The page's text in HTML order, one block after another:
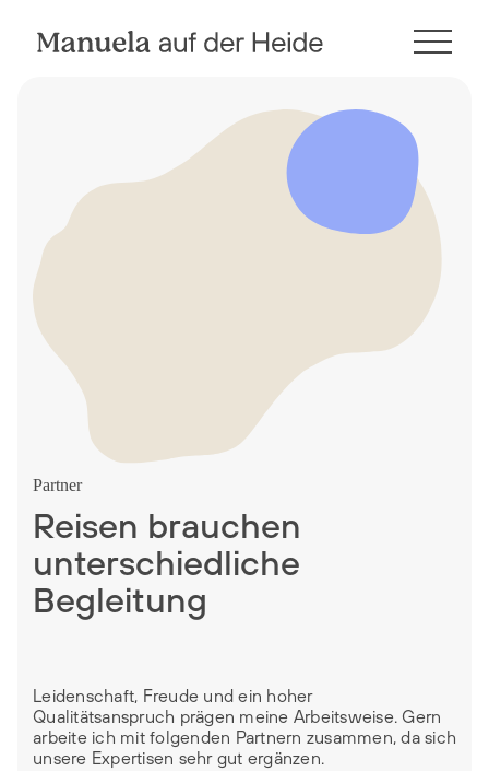
Partner
Reisen brauchen
unterschiedliche
Begleitung
Leidenschaft, Freude und ein hoher
Qualitätsanspruch prägen meine Arbeitsweise. Gern
arbeite ich mit folgenden Partnern zusammen, da sich
unsere Expertisen sehr gut ergänzen.